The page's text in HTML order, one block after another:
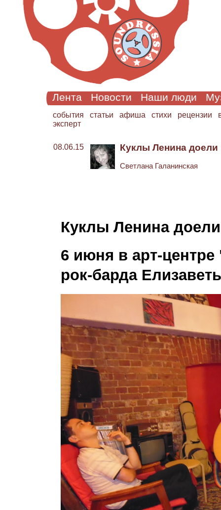
Лента Новости Наши люди
cобытия статьи афиша стихи рецензии
эксперт
08.06.15 Куклы Ленина доели
Светлана Галанинская
Куклы Ленина доели
6 июня в арт-
рок-барда